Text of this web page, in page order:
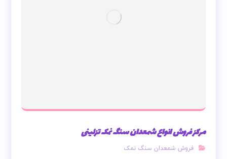
مرکز فروش انواع شمعدان سنگ نمک تزئینی
فروش شمعدان سنگ نمک